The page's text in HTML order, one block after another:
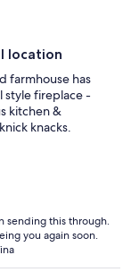
location
farmhouse has
style fireplace -
kitchen &
knacks.
sending this through.
you again soon.